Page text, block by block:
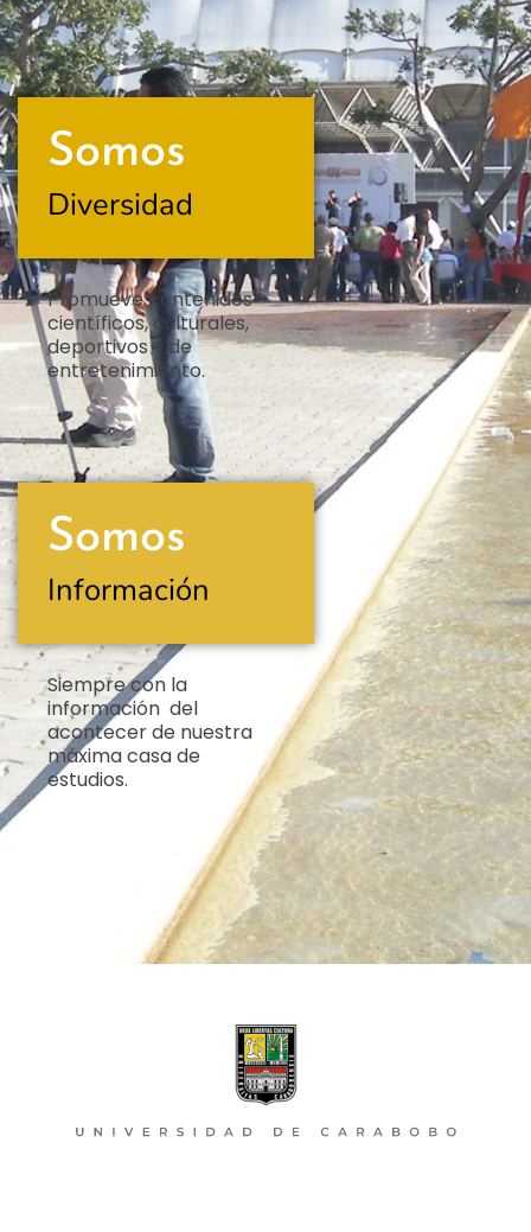
Somos
Diversidad
Promueve contenidos
científicos, culturales,
deportivos y de
entretenimiento.
Somos
Información
Siempre con la
información del
acontecer de nuestra
máxima casa de
estudios.